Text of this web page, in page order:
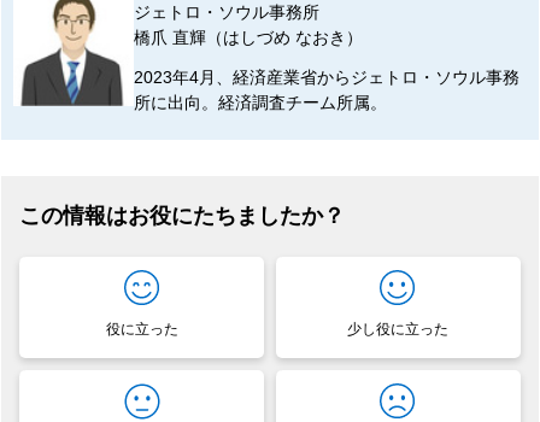
ジェトロ・ソウル事務所
橋爪 直輝（はしづめ なおき）
2023年4月、経済産業省からジェトロ・ソウル事務
所に出向。経済調査チーム所属。
この情報はお役にたちましたか？
役に立った 少し役に立った